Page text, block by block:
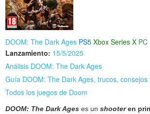
DOOM: The Dark Ages PS5 Xbox Series X PC
Lanzamiento: 15/5/2025
Análisis DOOM: The Dark Ages
Guía DOOM: The Dark Ages, trucos, consejos
Todos los juegos de Doom
DOOM: The Dark Ages es unshooteren